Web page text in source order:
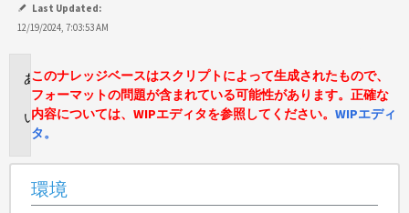
Last Updated:
12/19/2024, 7:03:53 AM
環
境
問
題
このナレッジベースはスクリプトによって生成されたもので、
フォーマットの問題が含まれている可能性があります。正確な
内容については、WIPエディタを参照してください。 WIPエディ
タ。
環境